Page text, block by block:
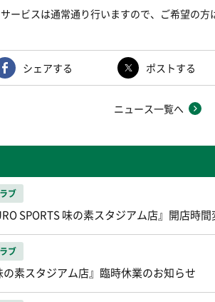
ービスは通常通り行いますので、ご希望の方
シェアする ポストする
ニュース一覧へ
ブ
SPORTS 味の素スタジアム店』開店時
ブ
の素スタジアム店』臨時休業のお知らせ